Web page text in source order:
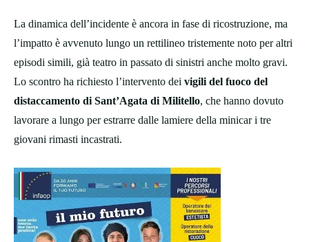
La dinamica dell’incidente è ancora in fase di ricostruzione, ma
l’impatto è avvenuto lungo un rettilineo tristemente noto per altri
episodi simili, già teatro in passato di sinistri anche molto gravi.
Lo scontro ha richiesto l’intervento dei vigili del fuoco del
distaccamento di Sant’Agata di Militello, che hanno dovuto
lavorare a lungo per estrarre dalle lamiere della minicar i tre
giovani rimasti incastrati.